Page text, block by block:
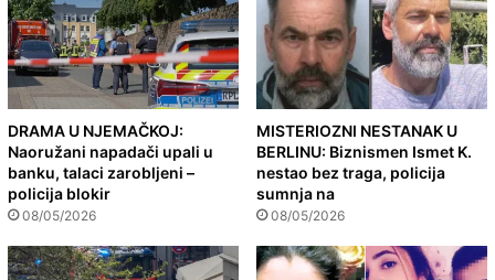
DRAMA U NJEMAČKOJ:
Naoružani napadači upali u
banku, talaci zarobljeni –
policija blokir
08/05/2026
MISTERIOZNI NESTANAK U
BERLINU: Biznismen Ismet K.
nestao bez traga, policija
sumnja na
08/05/2026